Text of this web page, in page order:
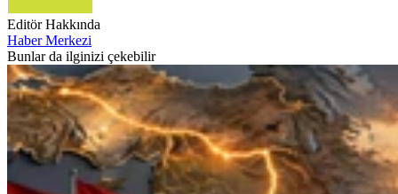
Editör Hakkında
Haber Merkezi
Bunlar da ilginizi çekebilir